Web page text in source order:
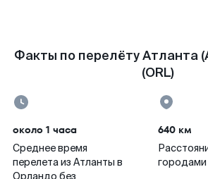
Факты по перелёту Атланта
(ORL)
около 1 часа
Среднее время
перелета из Атланты в
Орландо без
640 км
городами